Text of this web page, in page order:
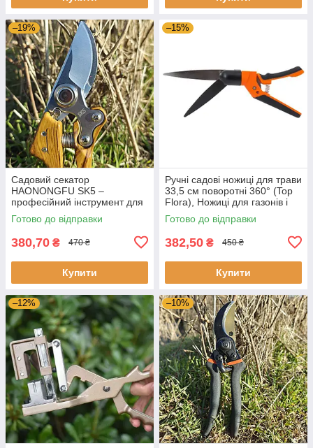
–19%
Садовий секатор
HAONONGFU SK5 –
професійний інструмент для
обрізки винограду, дерев і
квітів
Готово до відправки
380,70 ₴ 470 ₴
Купити
–15%
Ручні садові ножиці для трави
33,5 см поворотні 360° (Top
Flora), Ножиці для газонів і
чагарників
Готово до відправки
382,50 ₴ 450 ₴
Купити
–12% –10%